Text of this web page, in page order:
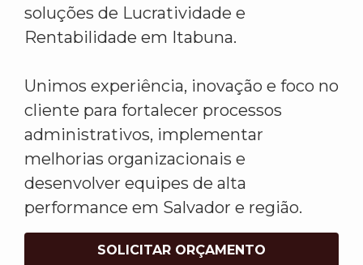
soluções de Lucratividade e
Rentabilidade em Itabuna.
Unimos experiência, inovação e foco no
cliente para fortalecer processos
administrativos, implementar
melhorias organizacionais e
desenvolver equipes de alta
performance em Salvador e região.
SOLICITAR ORÇAMENTO